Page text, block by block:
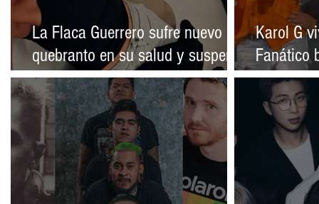
La Flaca Guerrero sufre nuevo
quebranto en su salud y suspende
viaje a Nueva York por un cuadro
respiratorio
Karol G
Fanático
Toronto